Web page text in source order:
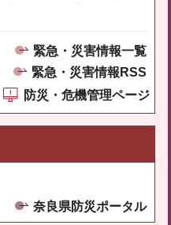
緊急・災害情報一覧
緊急・災害情報RSS
防災・危機管理ページ
奈良県防災ポータル